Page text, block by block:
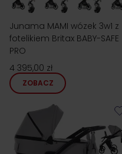
Junama MAMI wózek 3w1 z
fotelikiem Britax BABY-SAFE
PRO
4 395,00 zł
ZOBACZ